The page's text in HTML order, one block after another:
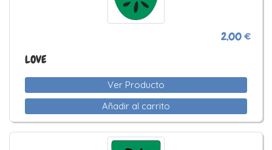
2,00 €
LOVE
Ver Producto
Añadir al carrito